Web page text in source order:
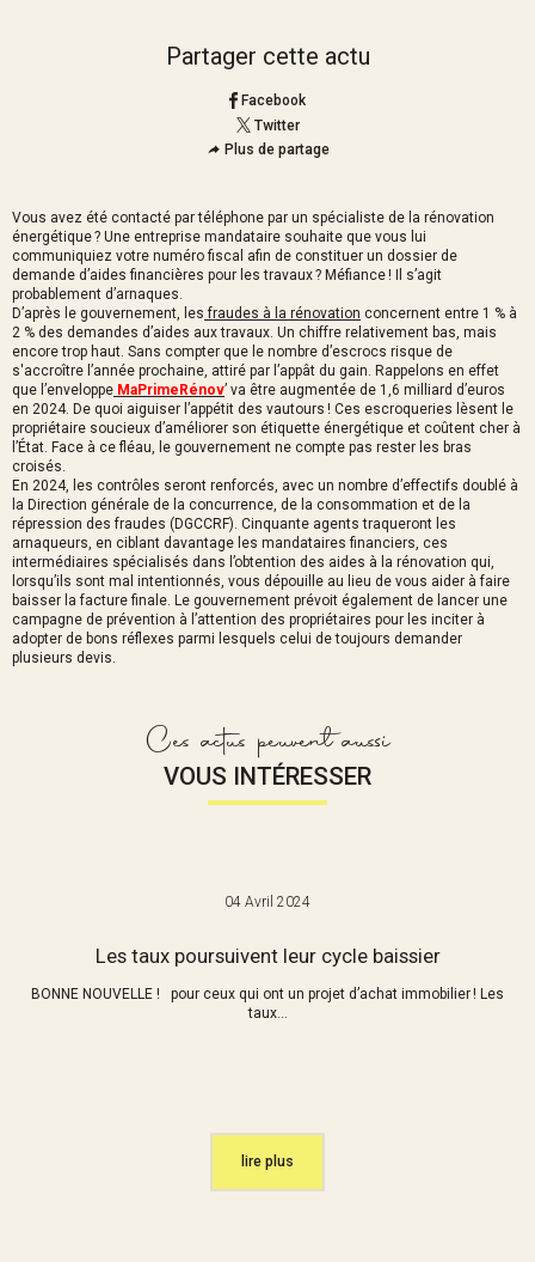
Partager cette actu
Facebook
Twitter
Plus de partage
Vous avez été contacté par téléphone par un spécialiste de la rénovation
énergétique ? Une entreprise mandataire souhaite que vous lui
communiquiez votre numéro fiscal afin de constituer un dossier de
demande d’aides financières pour les travaux ? Méfiance ! Il s’agit
probablement d’arnaques.
D’après le gouvernement, les fraudes à la rénovation concernent entre 1 % à
2 % des demandes d’aides aux travaux. Un chiffre relativement bas, mais
encore trop haut. Sans compter que le nombre d’escrocs risque de
s'accroître l’année prochaine, attiré par l’appât du gain. Rappelons en effet
que l’enveloppe MaPrimeRénov’ va être augmentée de 1,6 milliard d’euros
en 2024. De quoi aiguiser l’appétit des vautours ! Ces escroqueries lèsent le
propriétaire soucieux d’améliorer son étiquette énergétique et coûtent cher à
l’État. Face à ce fléau, le gouvernement ne compte pas rester les bras
croisés.
En 2024, les contrôles seront renforcés, avec un nombre d’effectifs doublé à
la Direction générale de la concurrence, de la consommation et de la
répression des fraudes (DGCCRF). Cinquante agents traqueront les
arnaqueurs, en ciblant davantage les mandataires financiers, ces
intermédiaires spécialisés dans l’obtention des aides à la rénovation qui,
lorsqu’ils sont mal intentionnés, vous dépouille au lieu de vous aider à faire
baisser la facture finale. Le gouvernement prévoit également de lancer une
campagne de prévention à l’attention des propriétaires pour les inciter à
adopter de bons réflexes parmi lesquels celui de toujours demander
plusieurs devis.
Ces actus peuvent aussi
VOUS INTÉRESSER
04 Avril 2024
Les taux poursuivent leur cycle baissier
BONNE NOUVELLE ! pour ceux qui ont un projet d’achat immobilier ! Les
taux...
lire plus